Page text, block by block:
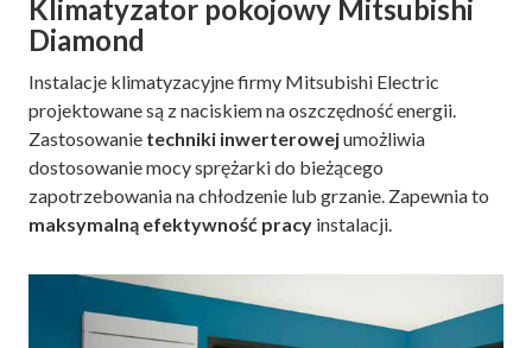
Klimatyzator pokojowy Mitsubishi
Diamond
Instalacje klimatyzacyjne firmy Mitsubishi Electric
projektowane są z naciskiem na oszczędność energii.
Zastosowanie techniki inwerterowejumożliwia
dostosowanie mocy sprężarki do bieżącego
zapotrzebowania na chłodzenie lub grzanie. Zapewnia to
maksymalną efektywność pracy instalacji.